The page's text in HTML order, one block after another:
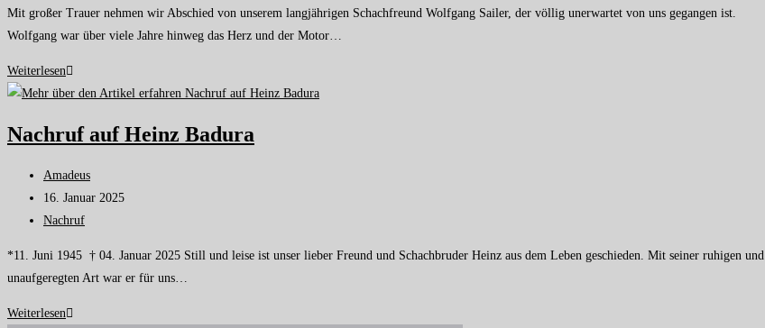
Mit großer Trauer nehmen wir Abschied von unserem langjährigen Schachfreund Wolfgang Sailer, der völlig unerwartet von uns gegangen ist.
Wolfgang war über viele Jahre hinweg das Herz und der Motor…
Weiterlesen
Nachruf auf Heinz Badura
Amadeus
16. Januar 2025
Nachruf
*11. Juni 1945 † 04. Januar 2025 Still und leise ist unser lieber Freund und Schachbruder Heinz aus dem Leben geschieden. Mit seiner ruhigen und
unaufgeregten Art war er für uns…
Weiterlesen